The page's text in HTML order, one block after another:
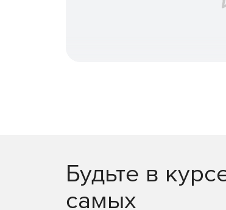
Поиск в карантине на уровне
Будьте в
самых